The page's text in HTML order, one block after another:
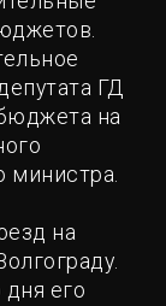
ГД
на
министра.
на
его